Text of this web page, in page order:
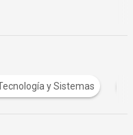
y Sistemas